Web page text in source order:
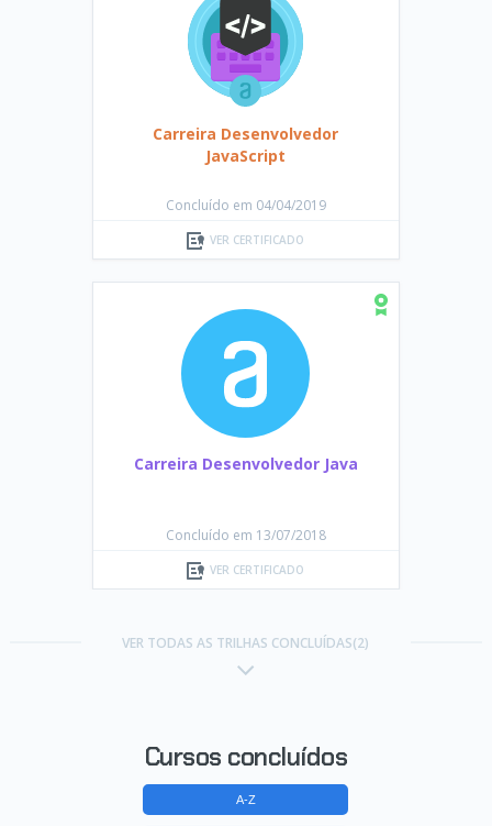
Carreira Desenvolvedor
JavaScript
Concluído em 04/04/2019
VER CERTIFICADO
Carreira Desenvolvedor Java
Concluído em 13/07/2018
VER CERTIFICADO
VER TODAS AS TRILHAS CONCLUÍDAS(2)
Cursos concluídos
A-Z